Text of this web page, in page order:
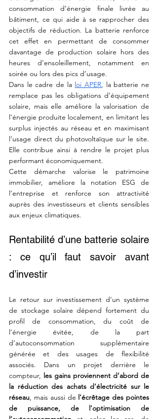
consommation d’énergie finale livrée au
bâtiment, ce qui aide à se rapprocher des
objectifs de réduction. La batterie renforce
cet effet en permettant de consommer
davantage de production solaire hors des
heures d’ensoleillement, notamment en
soirée ou lors des pics d’usage.
Dans le cadre de la loi APER, la batterie ne
remplace pas les obligations d’équipement
solaire, mais elle améliore la valorisation de
l’énergie produite localement, en limitant les
surplus injectés au réseau et en maximisant
l’usage direct du photovoltaïque sur le site.
Elle contribue ainsi à rendre le projet plus
performant économiquement.
Cette démarche valorise le patrimoine
immobilier, améliore la notation ESG de
l’entreprise et renforce son attractivité
auprès des investisseurs et clients sensibles
aux enjeux climatiques.
Rentabilité d’une batterie solaire
: ce qu’il faut savoir avant
d’investir
Le retour sur investissement d’un système
de stockage solaire dépend fortement du
profil de consommation, du coût de
l’énergie évitée, de la part
d’autoconsommation supplémentaire
générée et des usages de flexibilité
associés. Dans un projet derrière le
compteur, les gains proviennent d’abord de
la réduction des achats d’électricité sur le
réseau, mais aussi de l’écrêtage des pointes
de puissance, de l’optimisation de